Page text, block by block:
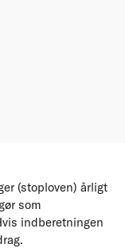
(stoploven) årligt
som
indberetningen